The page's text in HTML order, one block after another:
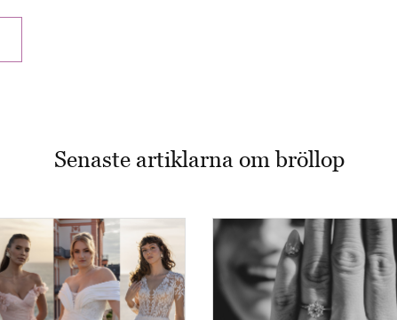
Senaste artiklarna om bröllop